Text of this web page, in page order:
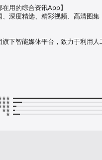
在用的综合资讯App】
深度精选、精彩视频、高清图集
旗下智能媒体平台，致力于利用
化阅读需求。
话题排行，快速了解当日全球最
化视觉体验，阅享深度好文。